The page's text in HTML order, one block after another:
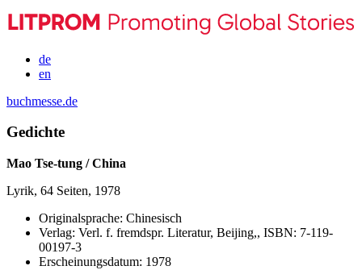
de
en
buchmesse.de
Gedichte
Mao Tse-tung / China
Lyrik, 64 Seiten, 1978
Originalsprache: Chinesisch
Verlag: Verl. f. fremdspr. Literatur, Beijing,, ISBN: 7-119-
00197-3
Erscheinungsdatum: 1978